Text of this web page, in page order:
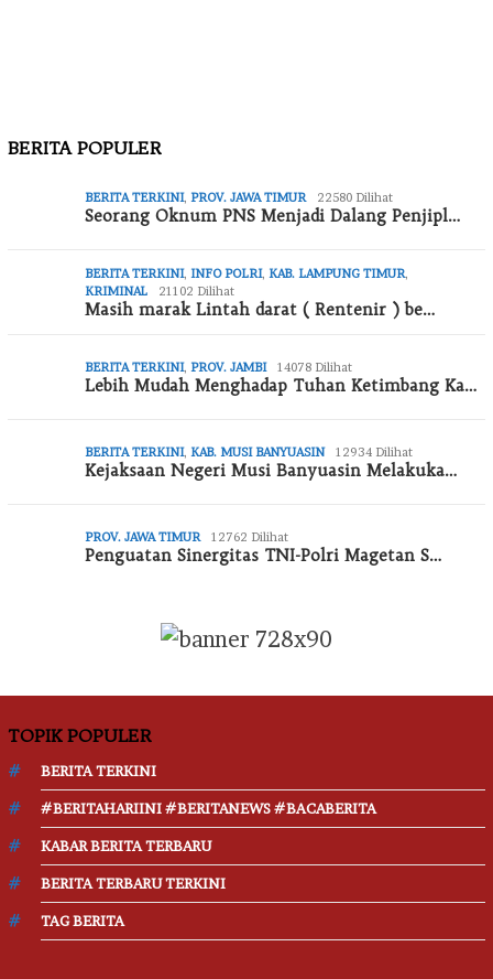
BERITA POPULER
BERITA TERKINI, PROV. JAWA TIMUR 22580 Dilihat
Seorang Oknum PNS Menjadi Dalang Penjipl…
BERITA TERKINI, INFO POLRI, KAB. LAMPUNG TIMUR,
KRIMINAL
21102 Dilihat
Masih marak Lintah darat ( Rentenir ) be…
BERITA TERKINI, PROV. JAMBI 14078 Dilihat
Lebih Mudah Menghadap Tuhan Ketimbang Ka…
BERITA TERKINI, KAB. MUSI BANYUASIN 12934 Dilihat
Kejaksaan Negeri Musi Banyuasin Melakuka…
PROV. JAWA TIMUR 12762 Dilihat
Penguatan Sinergitas TNI-Polri Magetan S…
TOPIK POPULER
BERITA TERKINI
#BERITAHARIINI #BERITANEWS #BACABERITA
KABAR BERITA TERBARU
BERITA TERBARU TERKINI
TAG BERITA